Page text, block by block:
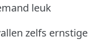
leuk
zelfs ernstige